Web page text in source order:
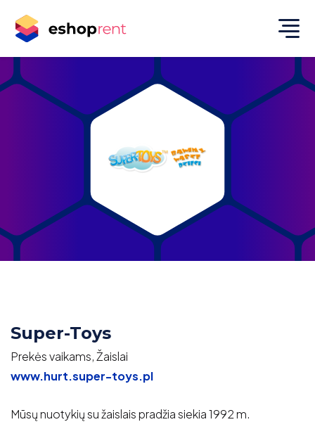
Super-Toys
Prekės vaikams, Žaislai
www.hurt.super-toys.pl
Mūsų nuotykių su žaislais pradžia siekia 1992 m.